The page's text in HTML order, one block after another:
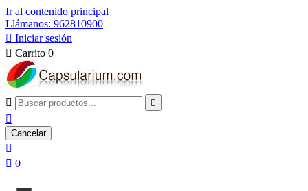
Ir al contenido principal
Llámanos: 962810900
 Iniciar sesión
 Carrito 0
 

Cancelar

 0